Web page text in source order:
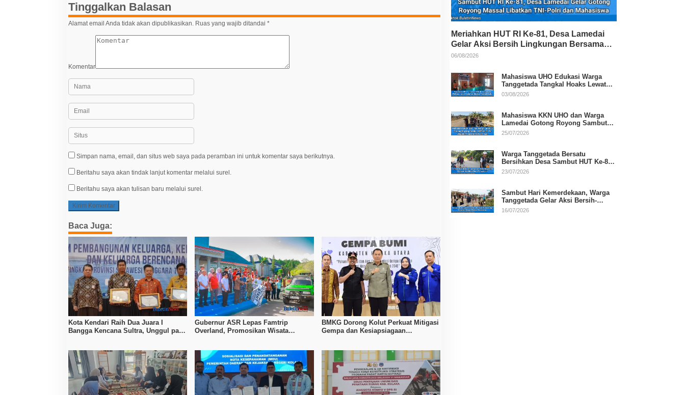
Tinggalkan Balasan
Alamat email Anda tidak akan dipublikasikan. Ruas yang wajib ditandai *
Komentar
Simpan nama, email, dan situs web saya pada peramban ini untuk komentar saya berikutnya.
Beritahu saya akan tindak lanjut komentar melalui surel.
Beritahu saya akan tulisan baru melalui surel.
Baca Juga:
Kota Kendari Raih Dua Juara I
Bangga Kencana Sultra, Unggul pada
Gubernur ASR Lepas Famtrip
Overland, Promosikan Wisata
BMKG Dorong Kolut Perkuat Mitigasi
Gempa dan Kesiapsiagaan
Meriahkan HUT RI Ke-81, Desa Lamedai
Gelar Aksi Bersih Lingkungan Bersama
TNI-Polri
06/08/2026
Mahasiswa UHO Edukasi Warga
Tanggetada Tangkal Hoaks Lewat
Program Literasi
03/08/2026
Mahasiswa KKN UHO dan Warga
Lamedai Gotong Royong Sambut
HUT Ke-81 RI
25/07/2026
Warga Tanggetada Bersatu
Bersihkan Desa Sambut HUT Ke-81
RI
23/07/2026
Sambut Hari Kemerdekaan, Warga
Tanggetada Gelar Aksi Bersih-
Bersih Desa
16/07/2026